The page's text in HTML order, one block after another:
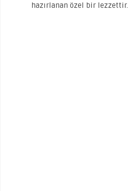
hazırlanan özel bir lezzettir.